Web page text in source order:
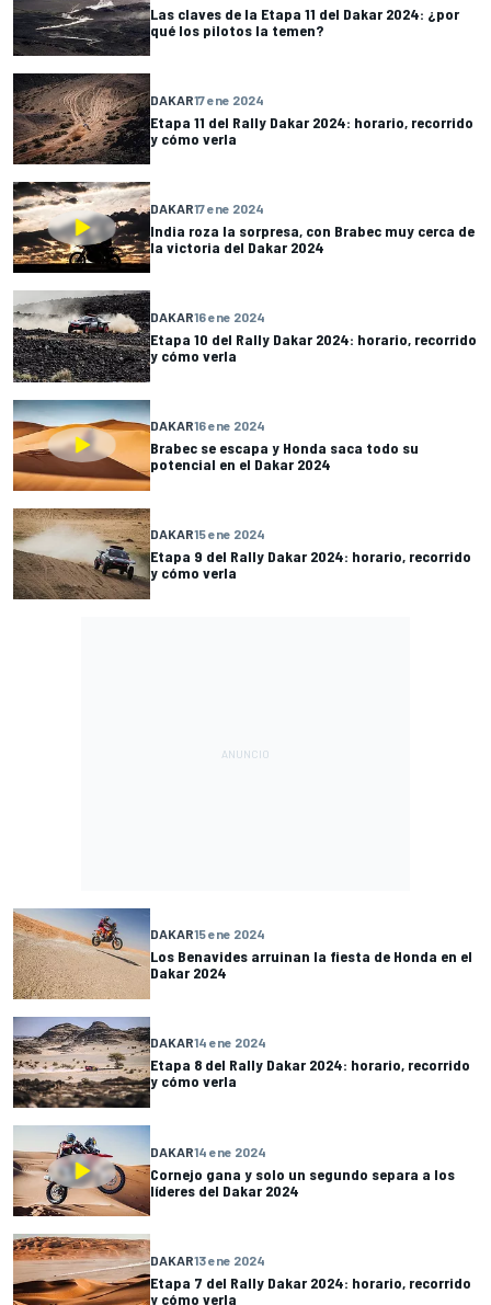
Las claves de la Etapa 11 del Dakar 2024: ¿por
qué los pilotos la temen?
DAKAR17 ene 2024
Etapa 11 del Rally Dakar 2024: horario, recorrido
y cómo verla
DAKAR17 ene 2024
India roza la sorpresa, con Brabec muy cerca de
la victoria del Dakar 2024
DAKAR16 ene 2024
Etapa 10 del Rally Dakar 2024: horario, recorrido
y cómo verla
DAKAR16 ene 2024
Brabec se escapa y Honda saca todo su
potencial en el Dakar 2024
DAKAR15 ene 2024
Etapa 9 del Rally Dakar 2024: horario, recorrido
y cómo verla
DAKAR15 ene 2024
Los Benavides arruinan la fiesta de Honda en el
Dakar 2024
DAKAR14 ene 2024
Etapa 8 del Rally Dakar 2024: horario, recorrido
y cómo verla
DAKAR14 ene 2024
Cornejo gana y solo un segundo separa a los
líderes del Dakar 2024
DAKAR13 ene 2024
Etapa 7 del Rally Dakar 2024: horario, recorrido
y cómo verla